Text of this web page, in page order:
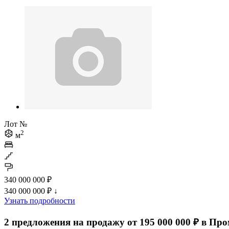
Лот №
м2
340 000 000 ₽
340 000 000 ₽ ↓
Узнать подробности
2 предложения на продажу от 195 000 000 ₽ в